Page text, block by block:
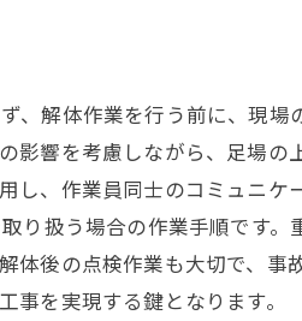
題と展望
解体作業を行う前に、現場
響を考慮しながら、足場の
し、作業員同士のコミュニケ
り扱う場合の作業手順です。
体後の点検作業も大切で、事
を実現する鍵となります。